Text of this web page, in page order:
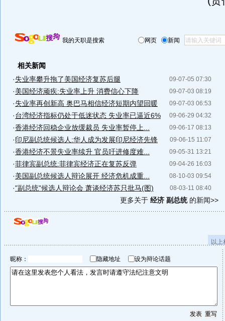
我的天职是搜索 网页 新闻
相关新闻
09-07-05 07:30
·失业率攀升拖了美国经济复苏后腿
09-07-03 08:19
·美国经济顽疾:失业率上升 消费信心下降
09-07-03 06:53
·失业率再创新高 奥巴马相信经济短期内望回暖
09-06-29 04:32
·台湾经济指标仍处于低迷状态 失业率已逼近6%
09-06-17 08:13
·香港经济回稳企业放缓裁员 失业率暂停上...
09-06-15 11:07
·印尼副总统候选人:华人成为发展印尼经济先锋
09-05-31 13:21
·香港经济不景失业率续升 官员吁进修度难...
09-04-26 16:03
·菲律宾副总统:菲律宾经济正在复苏反弹
08-10-03 09:54
·美国副总统候选人辩论展开 经济危机成重...
08-03-11 08:40
·"副总统"候选人辩论会 萧谈经济苏只批马(图)
更多关于 经济 副总统的新闻>>
以
昵称： 隐藏地址 设为辩论话题